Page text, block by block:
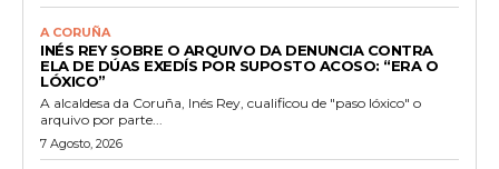
A CORUÑA
INÉS REY SOBRE O ARQUIVO DA DENUNCIA CONTRA
ELA DE DÚAS EXEDÍS POR SUPOSTO ACOSO: “ERA O
LÓXICO”
A alcaldesa da Coruña, Inés Rey, cualificou de "paso lóxico" o
arquivo por parte...
7 Agosto, 2026